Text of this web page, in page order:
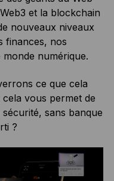
et la blockchain
nouveaux niveaux
finances, nos
numérique.
ce que cela
vous permet de
sans banque
?